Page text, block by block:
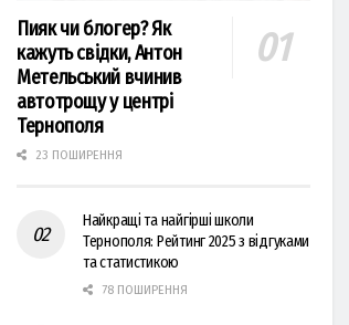
Пияк чи блогер? Як
кажуть свідки, Антон
Метельський вчинив
автотрощу у центрі
Тернополя
23 ПОШИРЕННЯ
Найкращі та найгірші школи
Тернополя: Рейтинг 2025 з відгуками
та статистикою
78 ПОШИРЕННЯ